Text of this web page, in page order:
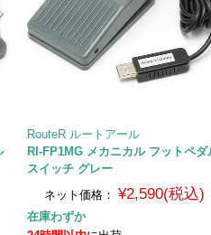
RouteR ルートアール
RI-FP1MG メカニカル フットペダ
スイッチ グレー
ネット価格： ¥2,590(税込)
在庫わずか